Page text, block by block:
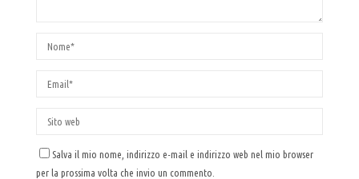
Salva il mio nome, indirizzo e-mail e indirizzo web nel mio browser
per la prossima volta che invio un commento.